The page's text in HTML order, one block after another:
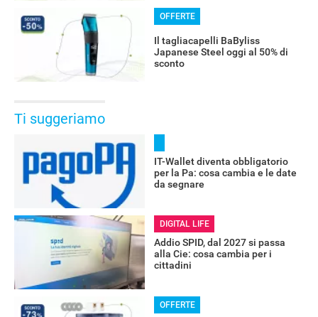
OFFERTE
Il tagliacapelli BaByliss
Japanese Steel oggi al 50% di
sconto
Ti suggeriamo
IT-Wallet diventa obbligatorio
per la Pa: cosa cambia e le date
da segnare
DIGITAL LIFE
Addio SPID, dal 2027 si passa
alla Cie: cosa cambia per i
cittadini
OFFERTE